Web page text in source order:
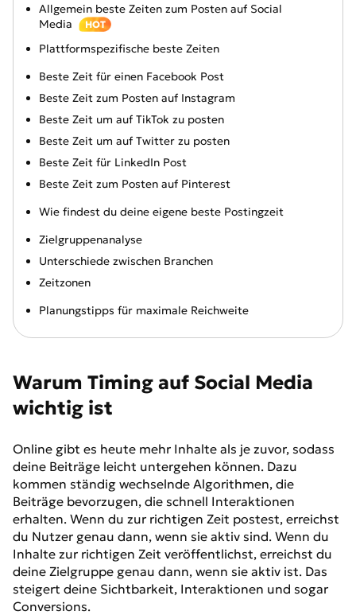
Allgemein beste Zeiten zum Posten auf Social
Media
HOT
Plattformspezifische beste Zeiten
Beste Zeit für einen Facebook Post
Beste Zeit zum Posten auf Instagram
Beste Zeit um auf TikTok zu posten
Beste Zeit um auf Twitter zu posten
Beste Zeit für LinkedIn Post
Beste Zeit zum Posten auf Pinterest
Wie findest du deine eigene beste Postingzeit
Zielgruppenanalyse
Unterschiede zwischen Branchen
Zeitzonen
Planungstipps für maximale Reichweite
Warum Timing auf Social Media
wichtig ist
Online gibt es heute mehr Inhalte als je zuvor, sodass
deine Beiträge leicht untergehen können. Dazu
kommen ständig wechselnde Algorithmen, die
Beiträge bevorzugen, die schnell Interaktionen
erhalten. Wenn du zur richtigen Zeit postest, erreichst
du Nutzer genau dann, wenn sie aktiv sind. Wenn du
Inhalte zur richtigen Zeit veröffentlichst, erreichst du
deine Zielgruppe genau dann, wenn sie aktiv ist. Das
steigert deine Sichtbarkeit, Interaktionen und sogar
Conversions.